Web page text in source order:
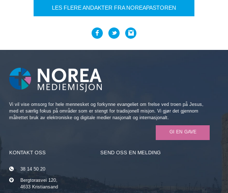
LES FLERE ANDAKTER FRA NOREAPASTOREN
Vi vil vise omsorg for hele mennesket og forkynne evangeliet om frelse ved troen på Jesus,
med et særlig fokus på områder som er stengt for tradisjonell misjon. Vi gjør det gjennom
målrettet bruk av elektroniske og digitale medier nasjonalt og internasjonalt.
GI EN GAVE
KONTAKT OSS
38 14 50 20
Bergtorasvei 120,
4633 Kristiansand
SEND OSS EN MELDING